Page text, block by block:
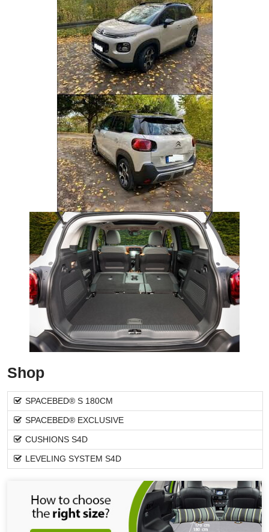
Shop
SPACEBED® S 180CM
SPACEBED® EXCLUSIVE
CUSHIONS S4D
LEVELING SYSTEM S4D